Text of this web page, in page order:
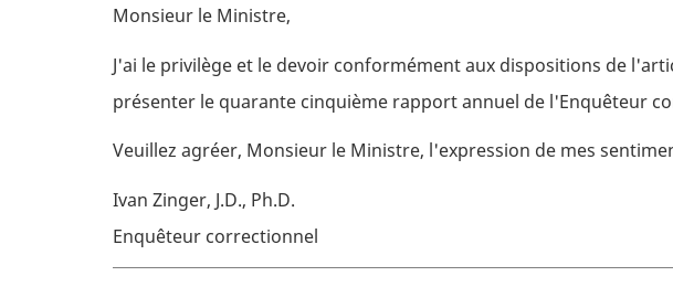
Monsieur le Ministre,
J'ai le privilège et le devoir conformément aux dispositions de
présenter le quarante cinquième rapport annuel de l'Enquêteur
Veuillez agréer, Monsieur le Ministre, l'expression de mes
Ivan Zinger, J.D., Ph.D.
Enquêteur correctionnel